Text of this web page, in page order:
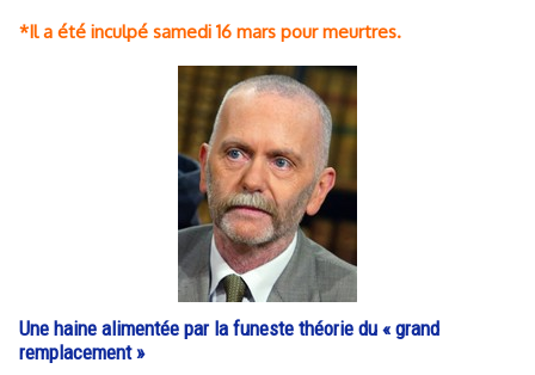
*Il a été inculpé samedi 16 mars pour meurtres.
Une haine alimentée par la funeste théorie du « grand
remplacement »